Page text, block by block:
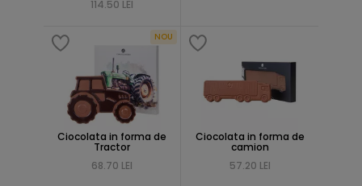
114.50 LEI
NOU
Ciocolata in forma de
Tractor
68.70 LEI
Ciocolata in forma de
camion
57.20 LEI